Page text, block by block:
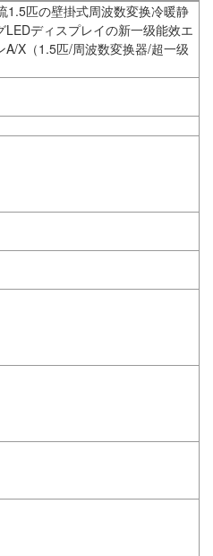
1.5匹の壁掛式周波数変换冷暖静
ディスプレイの新一级能效エ
A/X（1.5匹/周波数変换器/超一级